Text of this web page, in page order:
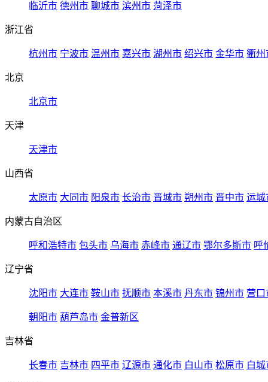
临沂市 德州市 聊城市 滨州市 菏泽市
浙江省
杭州市 宁波市 温州市 嘉兴市 湖州市 绍兴市 金华市 衢州
北京
北京市
天津
天津市
山西省
太原市 大同市 阳泉市 长治市 晋城市 朔州市 晋中市 运城
内蒙古自治区
呼和浩特市 包头市 乌海市 赤峰市 通辽市 鄂尔多斯市 呼
辽宁省
沈阳市 大连市 鞍山市 抚顺市 本溪市 丹东市 锦州市 营口
朝阳市 葫芦岛市 金普新区
吉林省
长春市 吉林市 四平市 辽源市 通化市 白山市 松原市 白城